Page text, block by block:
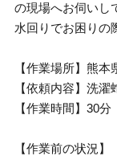
の現場へお伺いし
水回りでお困りの
【作業場所】熊
【依頼内容】洗濯
【作業時間】30分
【作業前の状況】